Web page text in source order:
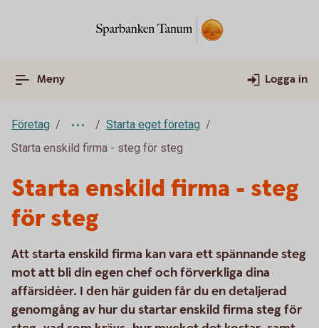
Meny Logga in
Företag
Starta eget företag
Starta enskild firma - steg för steg
Starta enskild firma - steg
för steg
Att starta enskild firma kan vara ett spännande steg
mot att bli din egen chef och förverkliga dina
affärsidéer. I den här guiden får du en detaljerad
genomgång av hur du startar enskild firma steg för